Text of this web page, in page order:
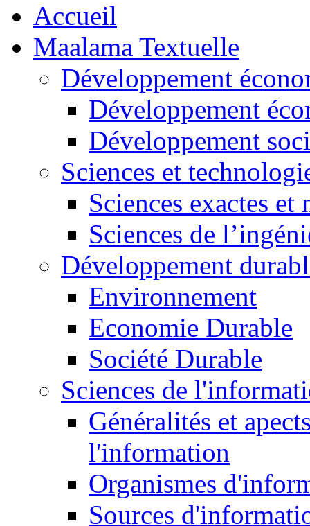
Accueil
Maalama Textuelle
Développement
Développement
Développement
Sciences et
Sciences exactes et
Sciences de
Développement
Environnement
Economie Durable
Société Durable
Sciences de
Généralités et
l'information
Organismes
Sources